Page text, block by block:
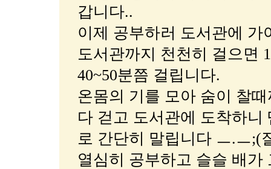
갑니다..
이제 공부하러 도서관에 가
도서관까지 천천히 걸으면
40~50분쯤 걸립니다.
온몸의 기를 모아 숨이 찰
다 걷고 도서관에 도착하
로 간단히 말립니다 ㅡ.ㅡ;(
열심히 공부하고 슬슬 배가